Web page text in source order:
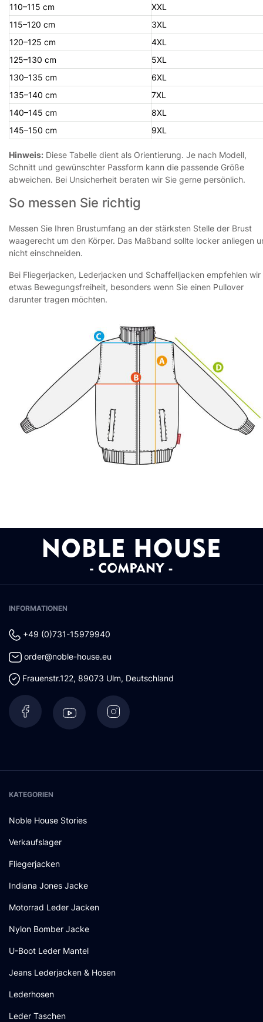
110–115 cm
XXL
115–120 cm
3XL
120–125 cm
4XL
125–130 cm
5XL
130–135 cm
6XL
135–140 cm
7XL
140–145 cm
8XL
145–150 cm
9XL
Hinweis: Diese Tabelle dient als Orientierung. Je nach Modell,
Schnitt und gewünschter Passform kann die passende Größe
abweichen. Bei Unsicherheit beraten wir Sie gerne persönlich.
So messen Sie richtig
Messen Sie Ihren Brustumfang an der stärksten Stelle der Brust
waagerecht um den Körper. Das Maßband sollte locker anliegen
nicht einschneiden.
Bei Fliegerjacken, Lederjacken und Schaffelljacken empfehlen wir
etwas Bewegungsfreiheit, besonders wenn Sie einen Pullover
darunter tragen möchten.
INFORMATIONEN
+49 (0)731-15979940
order@noble-house.eu
Frauenstr.122, 89073 Ulm, Deutschland
KATEGORIEN
Noble House Stories
Verkaufslager
Fliegerjacken
Indiana Jones Jacke
Motorrad Leder Jacken
Nylon Bomber Jacke
U-Boot Leder Mantel
Jeans Lederjacken & Hosen
Lederhosen
Leder Taschen